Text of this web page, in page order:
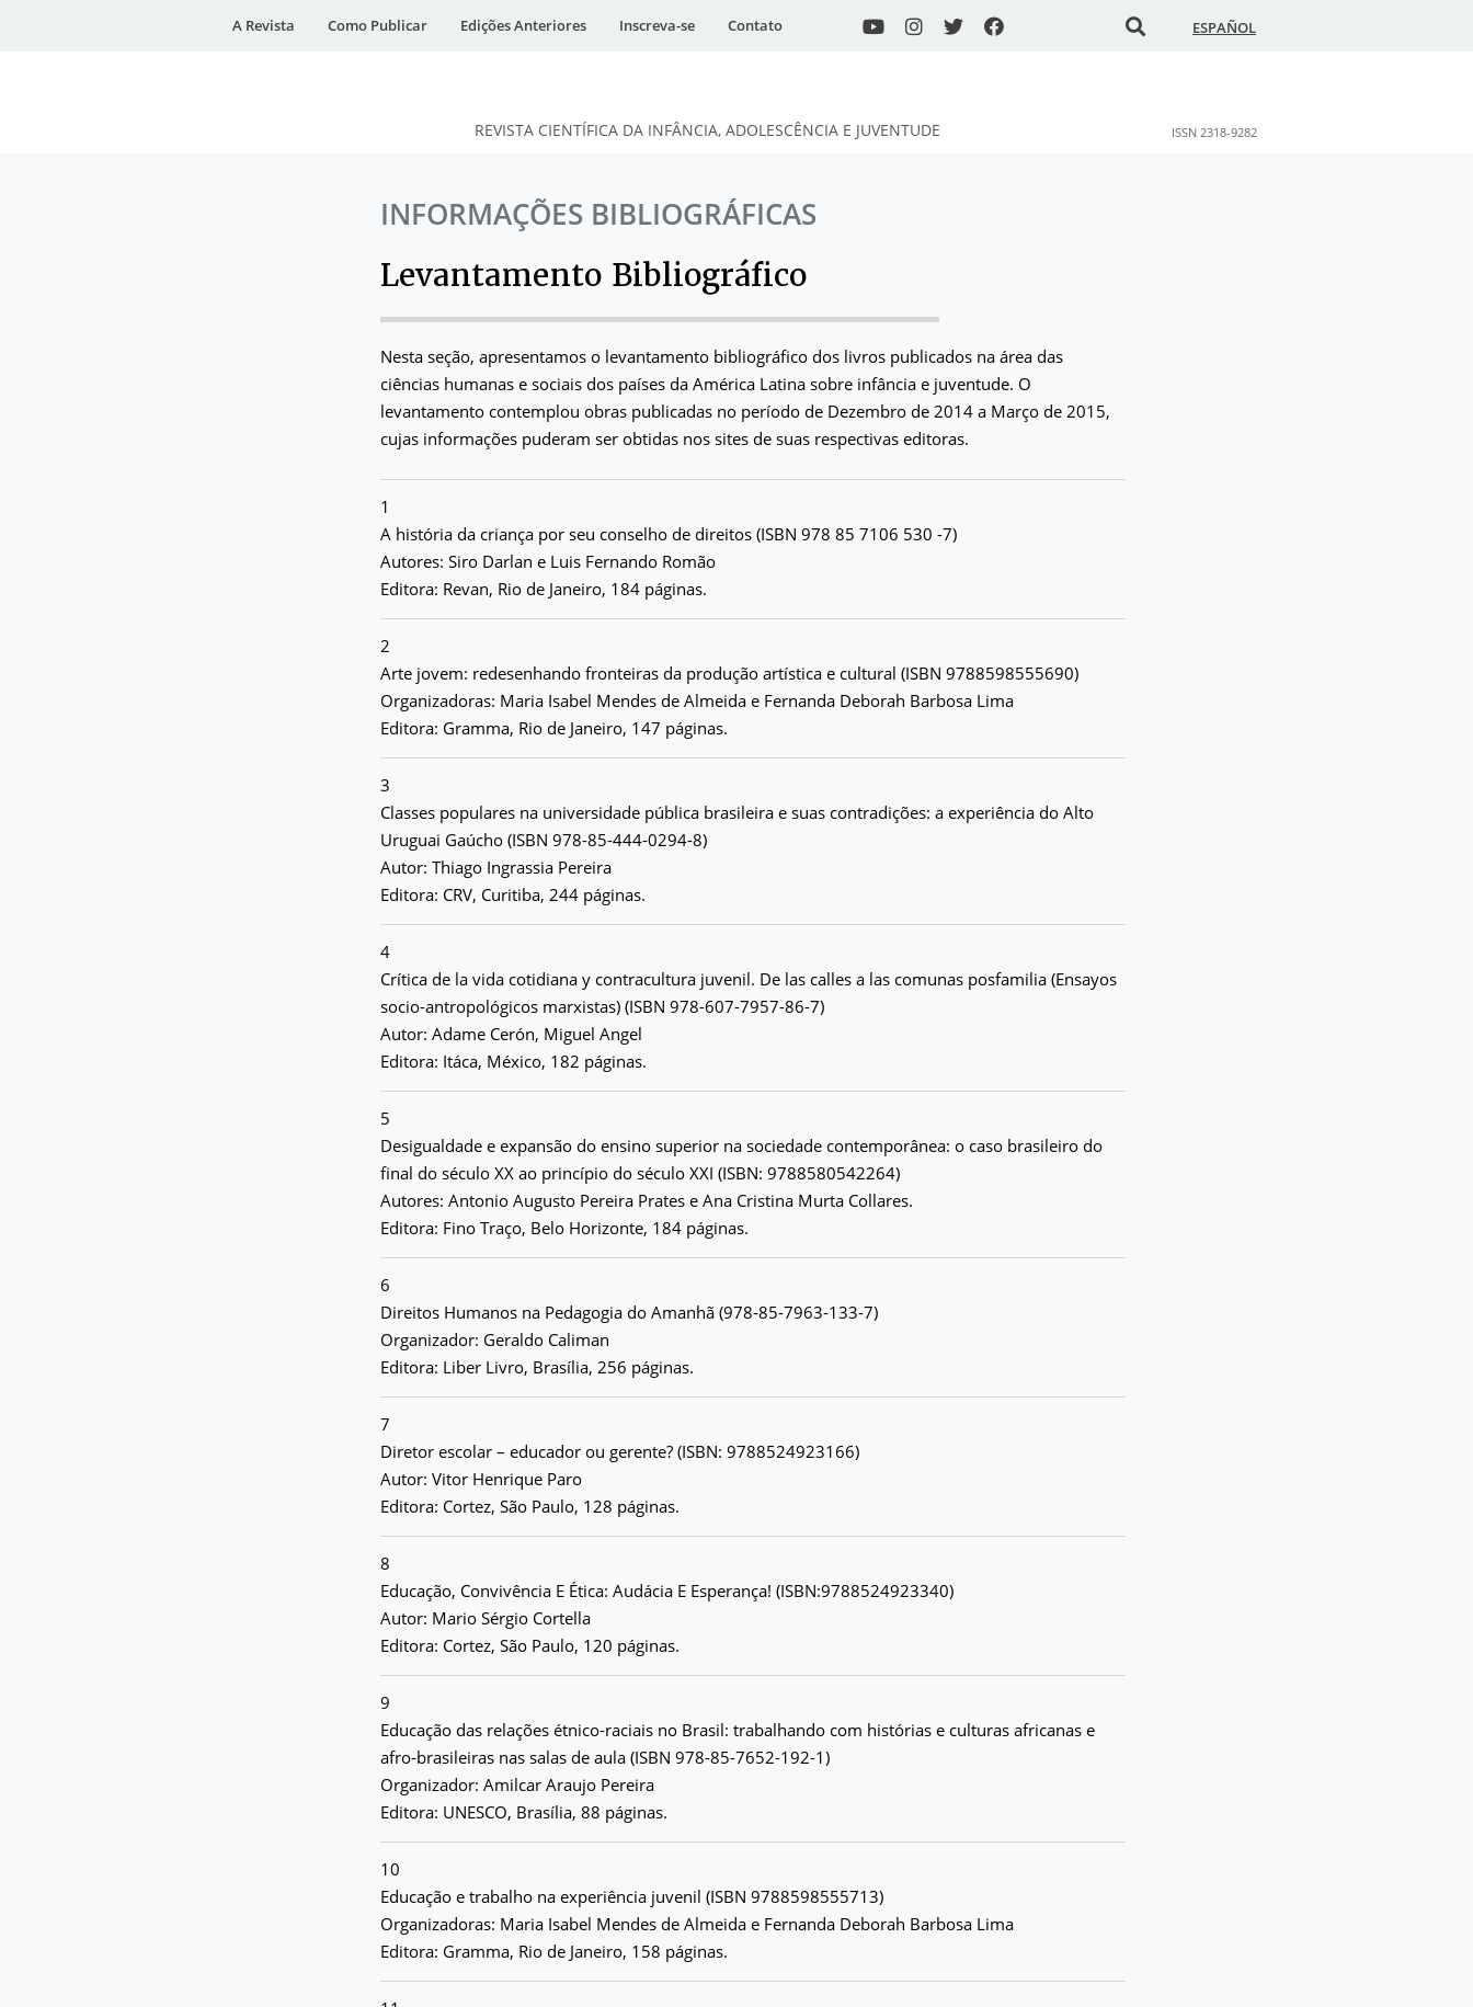
A Revista Como Publicar Edições Anteriores Inscreva-se Contato ESPAÑOL
DESidades
REVISTA CIENTÍFICA DA INFÂNCIA, ADOLESCÊNCIA E JUVENTUDE ISSN 2318-9282
INFORMAÇÕES BIBLIOGRÁFICAS
Levantamento Bibliográfico
Nesta seção, apresentamos o levantamento bibliográfico dos livros publicados na área das
ciências humanas e sociais dos países da América Latina sobre infância e juventude. O
levantamento contemplou obras publicadas no período de Dezembro de 2014 a Março de 2015,
cujas informações puderam ser obtidas nos sites de suas respectivas editoras.
1
A história da criança por seu conselho de direitos (ISBN 978 85 7106 530 -7)
Autores: Siro Darlan e Luis Fernando Romão
Editora: Revan, Rio de Janeiro, 184 páginas.
2
Arte jovem: redesenhando fronteiras da produção artística e cultural (ISBN 9788598555690)
Organizadoras: Maria Isabel Mendes de Almeida e Fernanda Deborah Barbosa Lima
Editora: Gramma, Rio de Janeiro, 147 páginas.
3
Classes populares na universidade pública brasileira e suas contradições: a experiência do Alto
Uruguai Gaúcho (ISBN 978-85-444-0294-8)
Autor: Thiago Ingrassia Pereira
Editora: CRV, Curitiba, 244 páginas.
4
Crítica de la vida cotidiana y contracultura juvenil. De las calles a las comunas posfamilia (Ensayos
socio-antropológicos marxistas) (ISBN 978-607-7957-86-7)
Autor: Adame Cerón, Miguel Angel
Editora: Itáca, México, 182 páginas.
5
Desigualdade e expansão do ensino superior na sociedade contemporânea: o caso brasileiro do
final do século XX ao princípio do século XXI (ISBN: 9788580542264)
Autores: Antonio Augusto Pereira Prates e Ana Cristina Murta Collares.
Editora: Fino Traço, Belo Horizonte, 184 páginas.
6
Direitos Humanos na Pedagogia do Amanhã (978-85-7963-133-7)
Organizador: Geraldo Caliman
Editora: Liber Livro, Brasília, 256 páginas.
7
Diretor escolar – educador ou gerente? (ISBN: 9788524923166)
Autor: Vitor Henrique Paro
Editora: Cortez, São Paulo, 128 páginas.
8
Educação, Convivência E Ética: Audácia E Esperança! (ISBN:9788524923340)
Autor: Mario Sérgio Cortella
Editora: Cortez, São Paulo, 120 páginas.
9
Educação das relações étnico-raciais no Brasil: trabalhando com histórias e culturas africanas e
afro-brasileiras nas salas de aula (ISBN 978-85-7652-192-1)
Organizador: Amilcar Araujo Pereira
Editora: UNESCO, Brasília, 88 páginas.
10
Educação e trabalho na experiência juvenil (ISBN 9788598555713)
Organizadoras: Maria Isabel Mendes de Almeida e Fernanda Deborah Barbosa Lima
Editora: Gramma, Rio de Janeiro, 158 páginas.